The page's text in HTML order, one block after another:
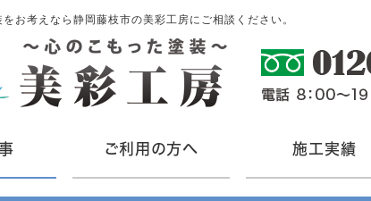
お考えなら静岡藤枝市の美彩工房にご相談ください。
ご利用の方へ 施工実績